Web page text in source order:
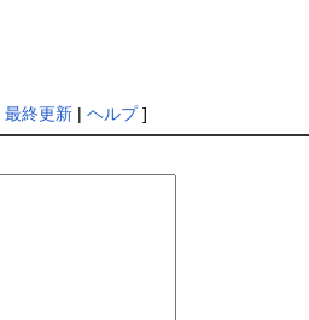
最終更新| ヘルプ]